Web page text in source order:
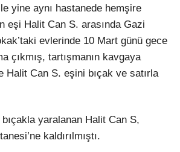
yine aynı hastanede hemşire
eşi Halit Can S. arasında Gazi
evlerinde 10 Mart günü gece
çıkmış, tartışmanın kavgaya
Halit Can S. eşini bıçak ve satırla
yaralanan Halit Can S,
kaldırılmıştı.